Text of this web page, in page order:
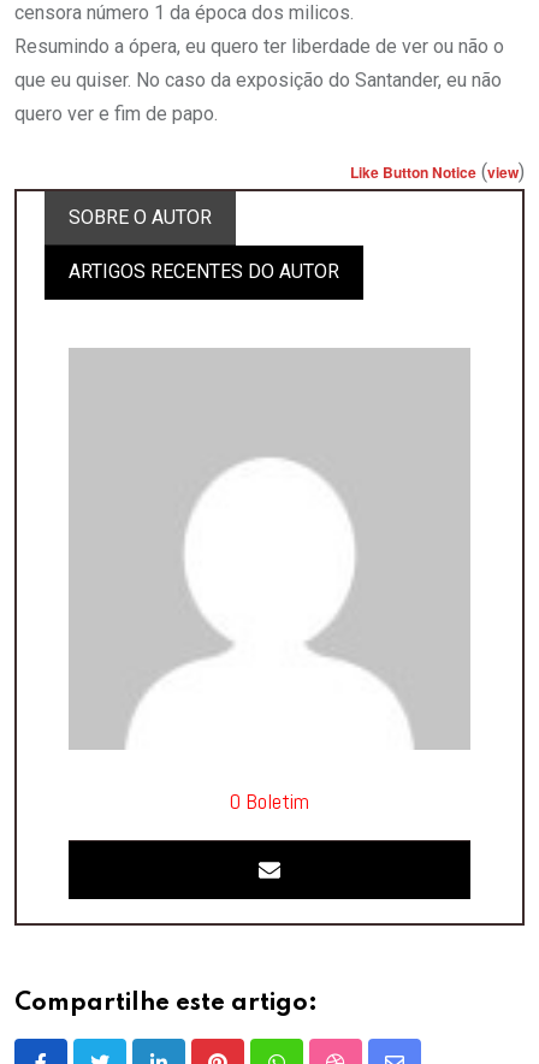
censora número 1 da época dos milicos.
Resumindo a ópera, eu quero ter liberdade de ver ou não o
que eu quiser. No caso da exposição do Santander, eu não
quero ver e fim de papo.
Like Button Notice (view)
SOBRE O AUTOR
ARTIGOS RECENTES DO AUTOR
O Boletim
Compartilhe este artigo: